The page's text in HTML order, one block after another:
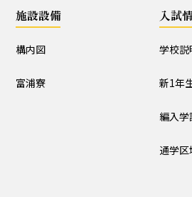
構内図 富
施設設備
構内図
富浦寮
入試
学校説
新1年
編入学
通学区